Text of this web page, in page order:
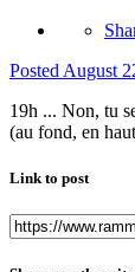
Posted August
19h ... Non, tu
(au fond, en
Link to post